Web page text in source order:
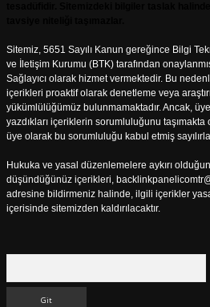
Sitemiz, 5651 Sayılı Kanun gereğince Bilgi
ve İletişim Kurumu (BTK) tarafından
Sağlayıcı olarak hizmet vermektedir. Bu
içerikleri proaktif olarak denetleme veya
yükümlülüğümüz bulunmamaktadır. Ancak,
yazdıkları içeriklerin sorumluluğunu taşımakta
üye olarak bu sorumluluğu kabul etmiş
Hukuka ve yasal düzenlemelere aykırı
düşündüğünüz içerikleri,
adresine bildirmeniz halinde, ilgili içerikler
içerisinde sitemizden kaldırılacaktır.